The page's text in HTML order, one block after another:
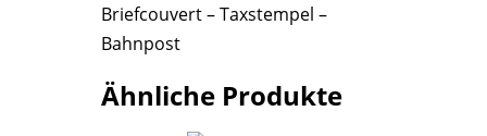
Paris
-
(L3)
Briefcouvert – Taxstempel –
Bahnpost
Ähnliche Produkte